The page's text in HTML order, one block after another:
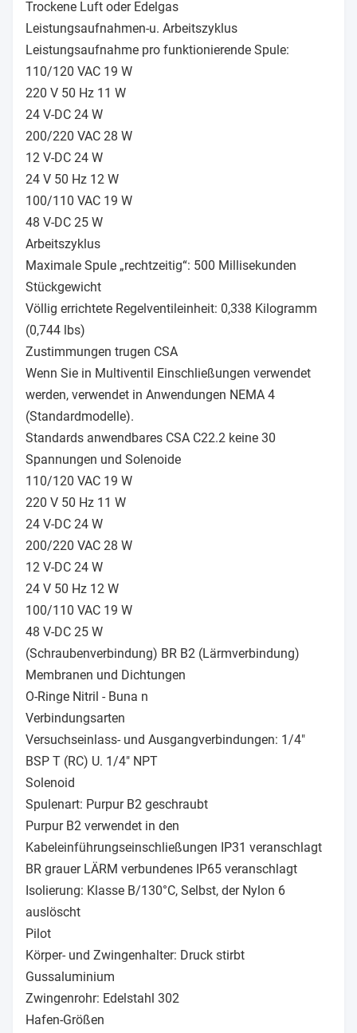
Trockene Luft oder Edelgas
Leistungsaufnahmen-u. Arbeitszyklus
Leistungsaufnahme pro funktionierende Spule:
110/120 VAC 19 W
220 V 50 Hz 11 W
24 V-DC 24 W
200/220 VAC 28 W
12 V-DC 24 W
24 V 50 Hz 12 W
100/110 VAC 19 W
48 V-DC 25 W
Arbeitszyklus
Maximale Spule „rechtzeitig“: 500 Millisekunden
Stückgewicht
Völlig errichtete Regelventileinheit: 0,338 Kilogramm
(0,744 lbs)
Zustimmungen trugen CSA
Wenn Sie in Multiventil Einschließungen verwendet
werden, verwendet in Anwendungen NEMA 4
(Standardmodelle).
Standards anwendbares CSA C22.2 keine 30
Spannungen und Solenoide
110/120 VAC 19 W
220 V 50 Hz 11 W
24 V-DC 24 W
200/220 VAC 28 W
12 V-DC 24 W
24 V 50 Hz 12 W
100/110 VAC 19 W
48 V-DC 25 W
(Schraubenverbindung) BR B2 (Lärmverbindung)
Membranen und Dichtungen
O-Ringe Nitril - Buna n
Verbindungsarten
Versuchseinlass- und Ausgangverbindungen: 1/4"
BSP T (RC) U. 1/4" NPT
Solenoid
Spulenart: Purpur B2 geschraubt
Purpur B2 verwendet in den
Kabeleinführungseinschließungen IP31 veranschlagt
BR grauer LÄRM verbundenes IP65 veranschlagt
Isolierung: Klasse B/130°C, Selbst, der Nylon 6
auslöscht
Pilot
Körper- und Zwingenhalter: Druck stirbt
Gussaluminium
Zwingenrohr: Edelstahl 302
Hafen-Größen